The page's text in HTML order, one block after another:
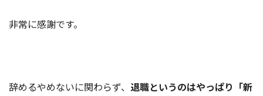
非常に感謝です。
辞めるやめないに関わらず、 退職というのはやっぱり「新